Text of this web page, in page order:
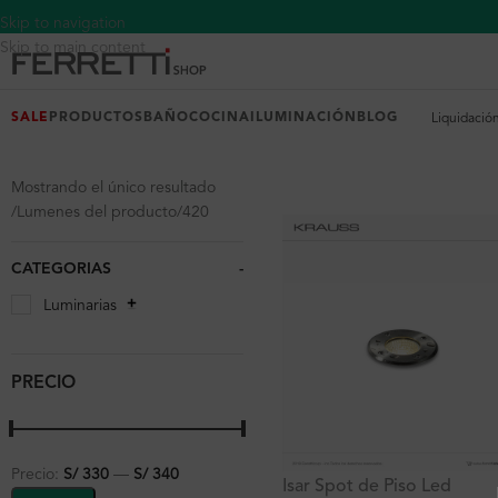
Skip to navigation
Skip to main content
SALE PRODUCTOS BAÑOCOCINA ILUMINACIÓN BLOG
Mostrando el único resultado
Lumenes del producto 420
CATEGORIAS -
Luminarias
PRECIO
Precio: S/ 330 — S/ 340
Isar Spot de Piso Led